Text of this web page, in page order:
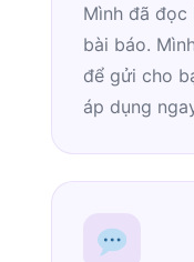
Mình đã đọc
bài báo.
để gửi cho
áp dụng